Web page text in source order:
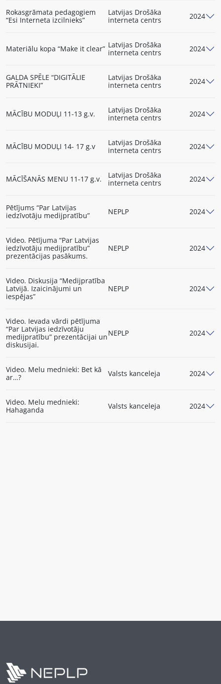
Rokasgrāmata pedagogiem
“Esi Interneta izcilnieks”
Latvijas Drošāka
interneta centrs
2024
Materiālu kopa “Make it clear” Latvijas Drošāka
interneta centrs
2024
GALDA SPĒLE “DIGITĀLIE
PRĀTNIEKI”
Latvijas Drošāka
interneta centrs
2024
MĀCĪBU MODUĻI 11-13 g.v.
Latvijas Drošāka
interneta centrs
2024
MĀCĪBU MODUĻI 14- 17 g.v
Latvijas Drošāka
interneta centrs
2024
MĀCĪŠANĀS MENU 11-17 g.v.
Latvijas Drošāka
interneta centrs
2024
Pētījums “Par Latvijas
iedzīvotāju medijpratību”
NEPLP 2024
Video. Pētījuma “Par Latvijas
iedzīvotāju medijpratību”
prezentācijas pasākums.
NEPLP 2024
Video. Diskusija “Medijpratība
Latvijā. Izaicinājumi un
iespējas”
NEPLP 2024
Video. Ievada vārdi pētījuma
“Par Latvijas iedzīvotāju
medijpratību” prezentācijai un
diskusijai.
NEPLP 2024
Video. Melu mednieki: Bet kā
ar…?
Valsts kanceleja 2024
Video. Melu mednieki:
Hahaganda
Valsts kanceleja 2024